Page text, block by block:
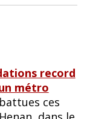
record
métro
ces